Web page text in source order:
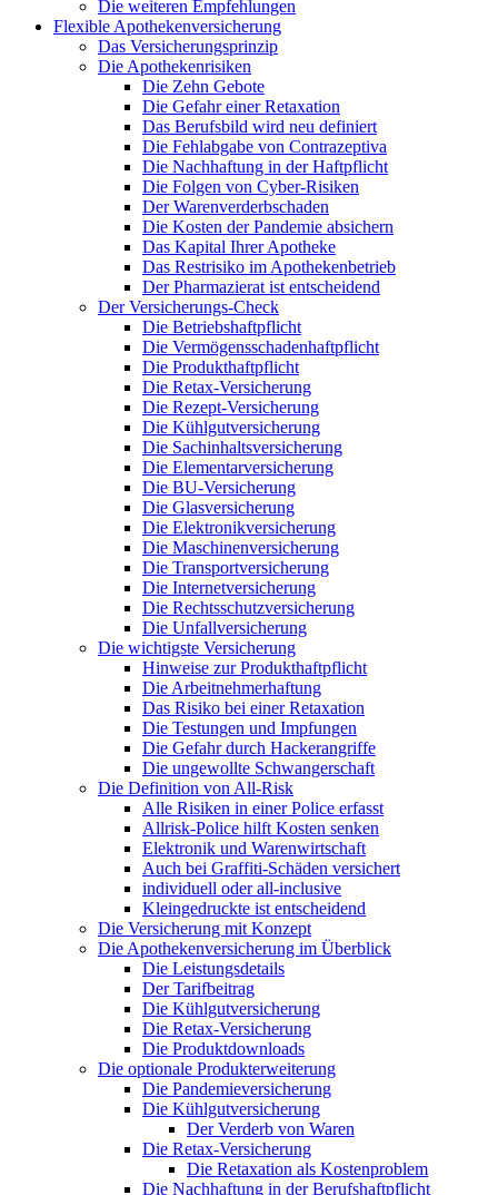
Die weiteren Empfehlungen
Flexible Apothekenversicherung
Das Versicherungsprinzip
Die Apothekenrisiken
Die Zehn Gebote
Die Gefahr einer Retaxation
Das Berufsbild wird neu definiert
Die Fehlabgabe von Contrazeptiva
Die Nachhaftung in der Haftpflicht
Die Folgen von Cyber-Risiken
Der Warenverderbschaden
Die Kosten der Pandemie absichern
Das Kapital Ihrer Apotheke
Das Restrisiko im Apothekenbetrieb
Der Pharmazierat ist entscheidend
Der Versicherungs-Check
Die Betriebshaftpflicht
Die Vermögensschadenhaftpflicht
Die Produkthaftpflicht
Die Retax-Versicherung
Die Rezept-Versicherung
Die Kühlgutversicherung
Die Sachinhaltsversicherung
Die Elementarversicherung
Die BU-Versicherung
Die Glasversicherung
Die Elektronikversicherung
Die Maschinenversicherung
Die Transportversicherung
Die Internetversicherung
Die Rechtsschutzversicherung
Die Unfallversicherung
Die wichtigste Versicherung
Hinweise zur Produkthaftpflicht
Die Arbeitnehmerhaftung
Das Risiko bei einer Retaxation
Die Testungen und Impfungen
Die Gefahr durch Hackerangriffe
Die ungewollte Schwangerschaft
Die Definition von All-Risk
Alle Risiken in einer Police erfasst
Allrisk-Police hilft Kosten senken
Elektronik und Warenwirtschaft
Auch bei Graffiti-Schäden versichert
individuell oder all-inclusive
Kleingedruckte ist entscheidend
Die Versicherung mit Konzept
Die Apothekenversicherung im Überblick
Die Leistungsdetails
Der Tarifbeitrag
Die Kühlgutversicherung
Die Retax-Versicherung
Die Produktdownloads
Die optionale Produkterweiterung
Die Pandemieversicherung
Die Kühlgutversicherung
Der Verderb von Waren
Die Retax-Versicherung
Die Retaxation als Kostenproblem
Die Nachhaftung in der Berufshaftpflicht